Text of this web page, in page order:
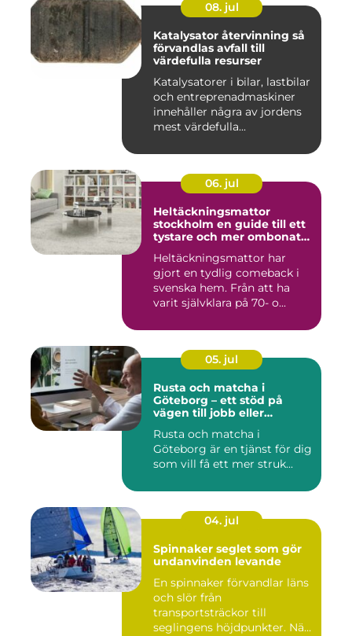
08. jul
Katalysator återvinning så
förvandlas avfall till
värdefulla resurser
Katalysatorer i bilar, lastbilar
och entreprenadmaskiner
innehåller några av jordens
mest värdefulla...
06. jul
Heltäckningsmattor
stockholm en guide till ett
tystare och mer ombonat
Heltäckningsmattor har
gjort en tydlig comeback i
svenska hem. Från att ha
varit självklara på 70- o...
05. jul
Rusta och matcha i
Göteborg – ett stöd på
vägen till jobb eller
Rusta och matcha i
Göteborg är en tjänst för dig
som vill få ett mer struk...
04. jul
Spinnaker seglet som gör
undanvinden levande
En spinnaker förvandlar läns
och slör från
transportsträckor till
seglingens höjdpunkter. När